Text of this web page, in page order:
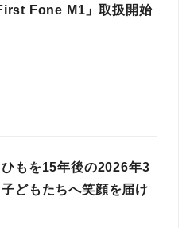
Fone M1」取扱開始
もを15年後の2026年3
どもたちへ笑顔を届け